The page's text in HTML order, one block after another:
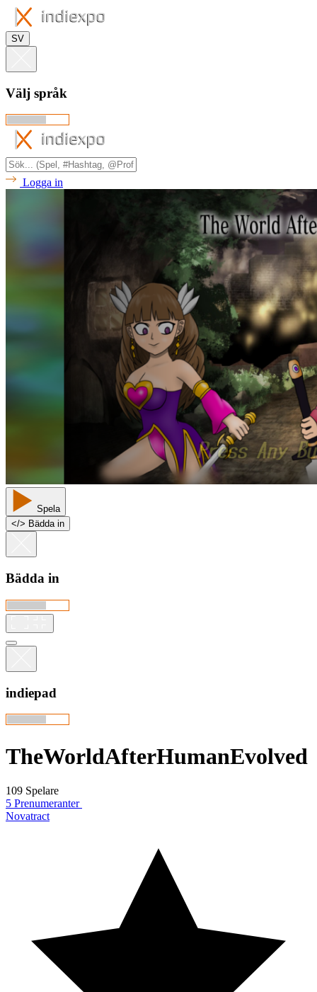
SV
Välj språk
Logga in
Spela
</> Bädda in
Bädda in
indiepad
TheWorldAfterHumanEvolved
109 Spelare
5 Prenumeranter
Novatract